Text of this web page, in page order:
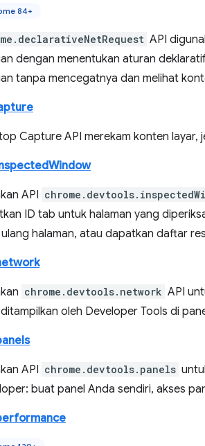
84+
API
dengan menentukan aturan
tanpa mencegatnya dan melihat
Capture API merekam konten layar,
API
ID tab untuk halaman yang
halaman, atau dapatkan daftar
chrome.devtools.network API
oleh Developer Tools di
API chrome.devtools.panels
buat panel Anda sendiri, akses